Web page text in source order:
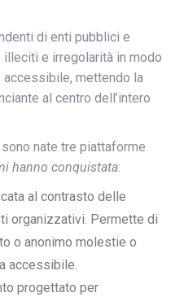
di enti pubblici e
e irregolarità in modo
mettendo la
al centro dell’intero
nate tre piattaforme
hanno conquistata:
al contrasto delle
organizzativi. Permette di
o anonimo molestie o
accessibile.
progettato per